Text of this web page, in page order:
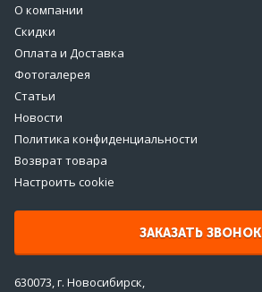
О компании
Скидки
Оплата и Доставка
Фотогалерея
Статьи
Новости
Политика конфиденциальности
Возврат товара
Настроить cookie
ЗАКАЗАТЬ ЗВОНОК
630073, г. Новосибирск,